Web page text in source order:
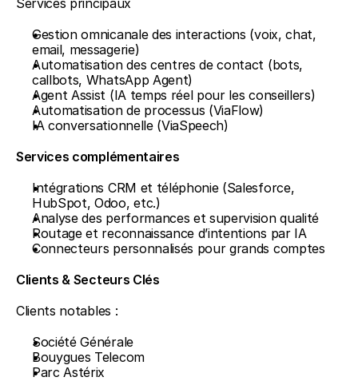
Services principaux
Gestion omnicanale des interactions (voix, chat,
email, messagerie)
Automatisation des centres de contact (bots,
callbots, WhatsApp Agent)
Agent Assist (IA temps réel pour les conseillers)
Automatisation de processus (ViaFlow)
IA conversationnelle (ViaSpeech)
Services complémentaires
Intégrations CRM et téléphonie (Salesforce,
HubSpot, Odoo, etc.)
Analyse des performances et supervision qualité
Routage et reconnaissance d’intentions par IA
Connecteurs personnalisés pour grands comptes
Clients & Secteurs Clés
Clients notables :
Société Générale
Bouygues Telecom
Parc Astérix